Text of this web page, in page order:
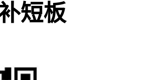
短板